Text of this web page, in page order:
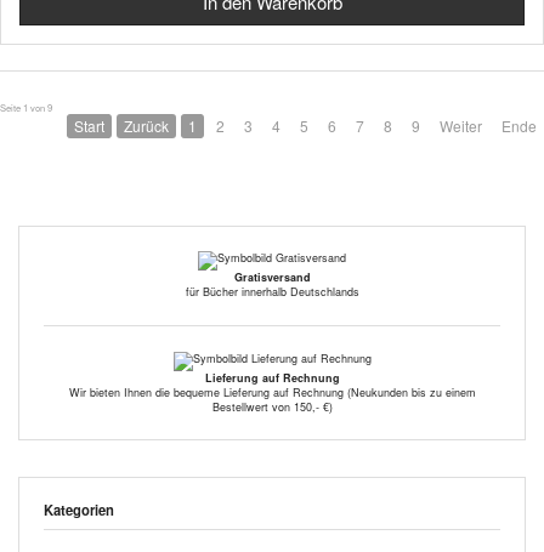
Seite 1 von 9
Start Zurück 1 2 3 4 5 6 7 8 9 Weiter Ende
Gratisversand
für Bücher innerhalb Deutschlands
Lieferung auf Rechnung
Wir bieten Ihnen die bequeme Lieferung auf Rechnung (Neukunden bis zu einem
Bestellwert von 150,- €)
Kategorien